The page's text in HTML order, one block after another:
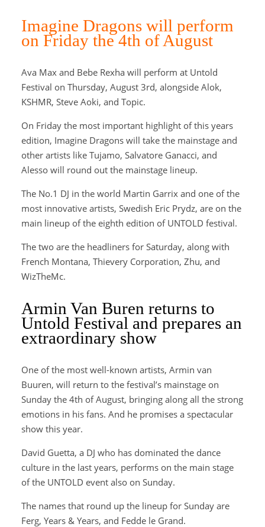
Imagine Dragons will perform
on Friday the 4th of August
Ava Max and Bebe Rexha will perform at Untold
Festival on Thursday, August 3rd, alongside Alok,
KSHMR, Steve Aoki, and Topic.
On Friday the most important highlight of this years
edition, Imagine Dragons will take the mainstage and
other artists like Tujamo, Salvatore Ganacci, and
Alesso will round out the mainstage lineup.
The No.1 DJ in the world Martin Garrix and one of the
most innovative artists, Swedish Eric Prydz, are on the
main lineup of the eighth edition of UNTOLD festival.
The two are the headliners for Saturday, along with
French Montana, Thievery Corporation, Zhu, and
WizTheMc.
Armin Van Buren returns to
Untold Festival and prepares an
extraordinary show
One of the most well-known artists, Armin van
Buuren, will return to the festival’s mainstage on
Sunday the 4th of August, bringing along all the strong
emotions in his fans. And he promises a spectacular
show this year.
David Guetta, a DJ who has dominated the dance
culture in the last years, performs on the main stage
of the UNTOLD event also on Sunday.
The names that round up the lineup for Sunday are
Ferg, Years & Years, and Fedde le Grand.